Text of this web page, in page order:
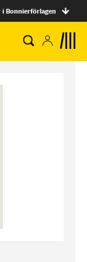
i Bonnierförlagen